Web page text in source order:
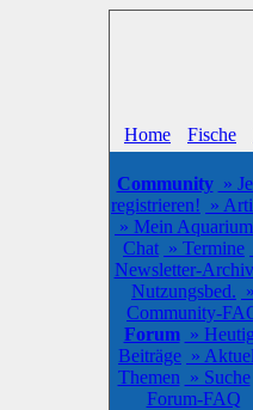
Home Fische
Community »
registrieren! »
» Mein Aquarium
Chat » Termine
Newsletter-Archiv
Nutzungsbed. »
Community-
Forum »
Beiträge »
Themen » Suche
Forum-FAQ